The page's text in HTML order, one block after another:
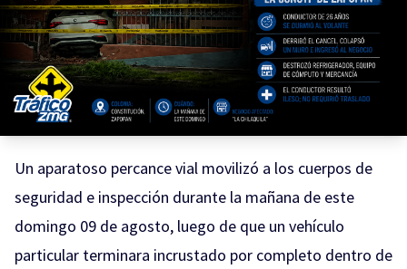
Un aparatoso percance vial movilizó a los cuerpos de
seguridad e inspección durante la mañana de este
domingo 09 de agosto, luego de que un vehículo
particular terminara incrustado por completo dentro de